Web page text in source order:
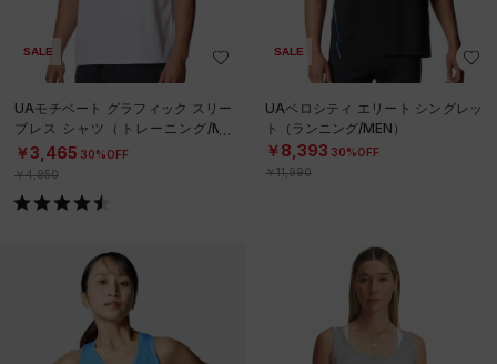
SALE
UAモチベート グラフィック スリー
ブレス シャツ（トレーニング/ME
N）
￥3,465 30%OFF
￥4,950
SALE
UAベロシティ エリート シングレッ
ト（ランニング/MEN）
￥8,393 30%OFF
￥11,990